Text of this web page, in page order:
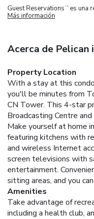
Guest Reservations TM
es una
Más información
Acerca de
Property Location
With a stay at this
you'll be minutes from
CN Tower. This 4-star
Broadcasting Centre
Make yourself at home
featuring kitchens with
and wireless Internet
screen televisions with
entertainment.
sitting areas, and you
Amenities
Take advantage of
including a health club,